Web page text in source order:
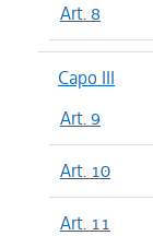
Art. 8
Capo III
Art. 9
Art. 10
Art. 11